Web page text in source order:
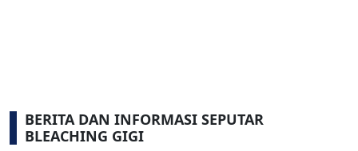
BERITA DAN INFORMASI SEPUTAR
BLEACHING GIGI